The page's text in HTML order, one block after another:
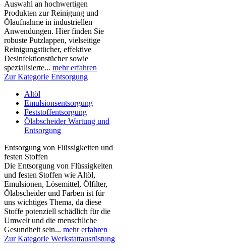
Auswahl an hochwertigen
Produkten zur Reinigung und
Ölaufnahme in industriellen
Anwendungen. Hier finden Sie
robuste Putzlappen, vielseitige
Reinigungstücher, effektive
Desinfektionstücher sowie
spezialisierte... mehr erfahren
Zur Kategorie Entsorgung
Altöl
Emulsionsentsorgung
Feststoffentsorgung
Ölabscheider Wartung und
Entsorgung
Entsorgung von Flüssigkeiten und
festen Stoffen
Die Entsorgung von Flüssigkeiten
und festen Stoffen wie Altöl,
Emulsionen, Lösemittel, Ölfilter,
Ölabscheider und Farben ist für
uns wichtiges Thema, da diese
Stoffe potenziell schädlich für die
Umwelt und die menschliche
Gesundheit sein... mehr erfahren
Zur Kategorie Werkstattausrüstung